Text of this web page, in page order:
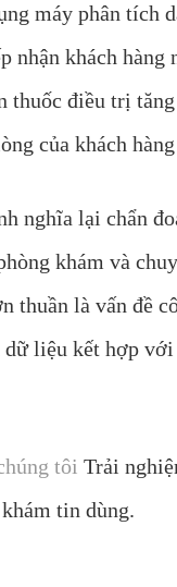
máy phân tích
nhận khách hàng
thuốc điều trị
của khách
nghĩa lại chẩn
khám và
thuần là vấn đề
liệu kết hợp
tôi Trải
tin dùng.